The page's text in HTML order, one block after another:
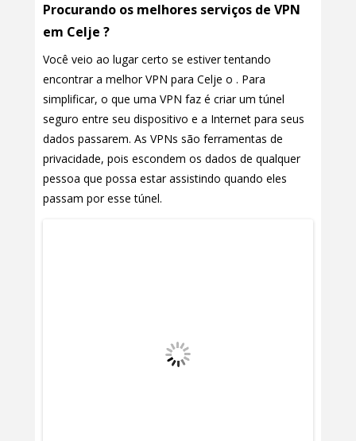
Procurando os melhores serviços de VPN
em Celje ?
Você veio ao lugar certo se estiver tentando
encontrar a melhor VPN para Celje o . Para
simplificar, o que uma VPN faz é criar um túnel
seguro entre seu dispositivo e a Internet para seus
dados passarem. As VPNs são ferramentas de
privacidade, pois escondem os dados de qualquer
pessoa que possa estar assistindo quando eles
passam por esse túnel.